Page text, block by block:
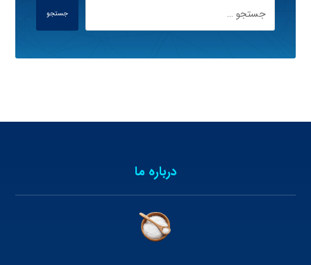
جستجو
درباره ما